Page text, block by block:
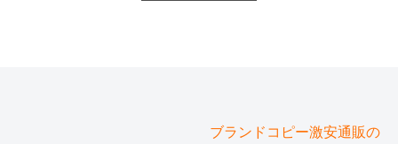
ブランドコピー激安通販の